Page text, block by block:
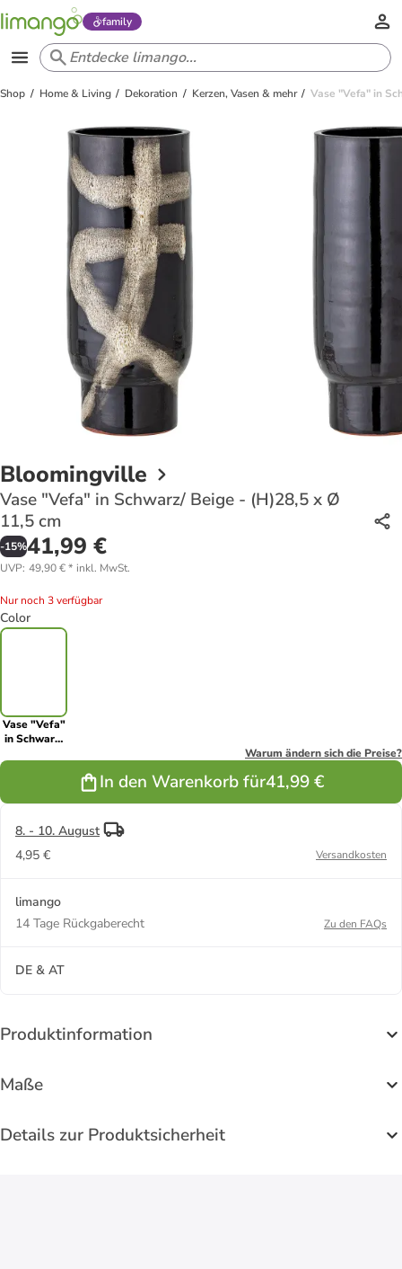
family
Shop Home & Living Dekoration Kerzen, Vasen & mehr Vase "Vefa" in
Bloomingville
Vase "Vefa" in Schwarz/ Beige - (H)28,5 x Ø
11,5 cm
-15%41,99 €
UVP: 49,90 €* inkl. MwSt.
Nur noch 3 verfügbar
Color
Vase "Vefa"
in Schwarz/
Warum ändern sich die Preise?
In den Warenkorb für41,99 €
8. - 10. August
4,95 €
Versandkosten
limango
14 Tage Rückgaberecht
Zu den FAQs
DE & AT
Produktinformation
Maße
Details zur Produktsicherheit